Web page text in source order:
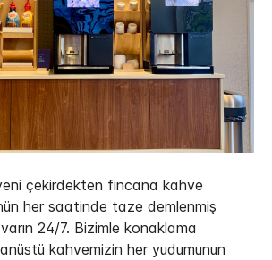
çekirdekten fincana kahve
her saatinde taze demlenmiş
24/7. Bizimle konaklama
kahvemizin her yudumunun